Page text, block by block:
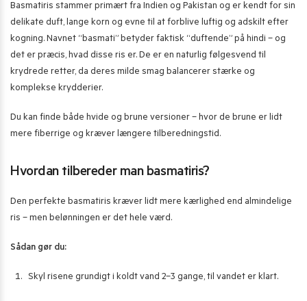
Basmatiris stammer primært fra Indien og Pakistan og er kendt for sin
delikate duft, lange korn og evne til at forblive luftig og adskilt efter
kogning. Navnet “basmati” betyder faktisk “duftende” på hindi – og
det er præcis, hvad disse ris er. De er en naturlig følgesvend til
krydrede retter, da deres milde smag balancerer stærke og
komplekse krydderier.
Du kan finde både hvide og brune versioner – hvor de brune er lidt
mere fiberrige og kræver længere tilberedningstid.
Hvordan tilbereder man basmatiris?
Den perfekte basmatiris kræver lidt mere kærlighed end almindelige
ris – men belønningen er det hele værd.
Sådan gør du:
Skyl risene grundigt i koldt vand 2–3 gange, til vandet er klart.